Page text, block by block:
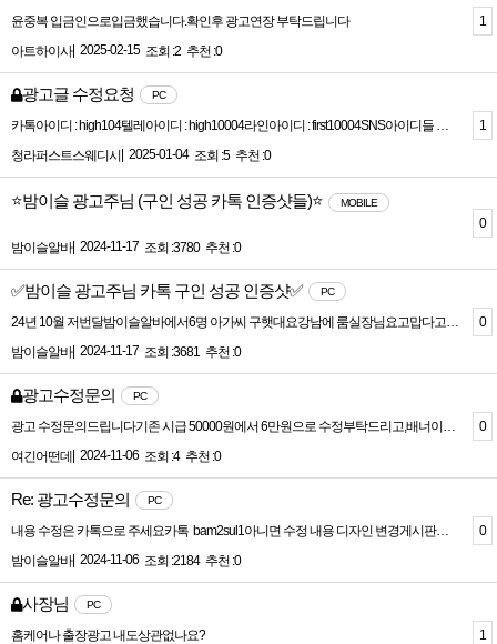
윤중복 입금인으로입금했습니다.확인후 광고연장 부탁드립니다
아트하이사| 2025-02-15 조회 :2 추천 :0
1
광고글 수정요청 PC
카톡아이디 : high104텔레아이디 : high10004라인아이디 : first10004SNS아이디들 추가해주시면 감사하겠습니다
청라퍼스트스웨디시
2025-01-04 조회 :5 추천 :0
1
⭐밤이슬 광고주님 (구인 성공 카톡 인증샷들)⭐ MOBILE
밤이슬알바| 2024-11-17 조회 :3780 추천 :0
0
✅밤이슬 광고주님 카톡 구인 성공 인증샷✅ PC
24년 10월 저번달밤이슬알바에서6명 아가씨 구햇대요강남에 룸실장님요고맙다고 카톡 인증 캡쳐 보내 주셧어요그래서 특수배너도 신청 하시기로햇어요
밤이슬알바| 2024-11-17 조회 :3681 추천 :0
0
광고수정문의 PC
광고 수정문의드립니다기존 시급 50000원에서 6만원으로 수정부탁드리고,배너이미지 택스트를"서울1등 갯수도1등" 으로 수정부탁드립니다!그리고, 광고 내용을 수정하고 싶은데 수정하려고 하니,점프설정한 할수있다고 하는데, 내용수정이 불가한건가요?
여긴어떤데
2024-11-06 조회 :4 추천 :0
0
Re: 광고수정문의 PC
내용 수정은 카톡으로 주세요카톡 bam2sul1아니면 수정 내용 디자인 변경게시판에 남겨 주셔도 됩니다
밤이슬알바| 2024-11-06 조회 :2184 추천 :0
0
사장님 PC
홈케어나 출장광고 내도상관없나요?
1